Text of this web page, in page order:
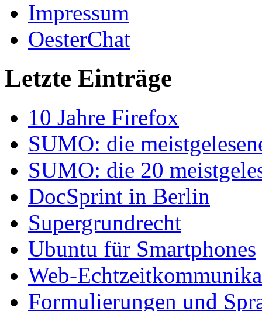
Impressum
OesterChat
Letzte Einträge
10 Jahre Firefox
SUMO: die
SUMO: die 20
DocSprint in Berlin
Supergrundrecht
Ubuntu für Smartphones
Web-
Formulierungen und